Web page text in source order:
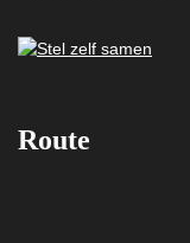
Route